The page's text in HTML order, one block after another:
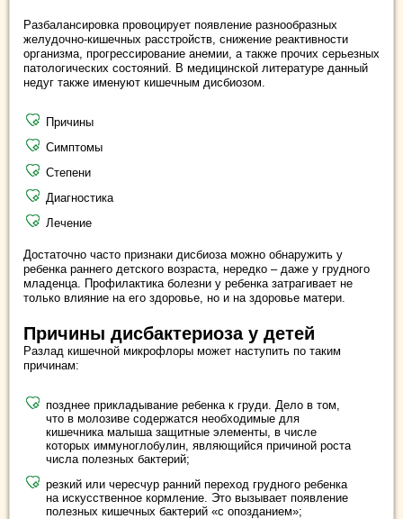
Разбалансировка провоцирует появление разнообразных
желудочно-кишечных расстройств, снижение реактивности
организма, прогрессирование анемии, а также прочих серьезных
патологических состояний. В медицинской литературе данный
недуг также именуют кишечным дисбиозом.
Причины
Симптомы
Степени
Диагностика
Лечение
Достаточно часто признаки дисбиоза можно обнаружить у
ребенка раннего детского возраста, нередко – даже у грудного
младенца. Профилактика болезни у ребенка затрагивает не
только влияние на его здоровье, но и на здоровье матери.
Причины дисбактериоза у детей
Разлад кишечной микрофлоры может наступить по таким
причинам:
позднее прикладывание ребенка к груди. Дело в том,
что в молозиве содержатся необходимые для
кишечника малыша защитные элементы, в числе
которых иммуноглобулин, являющийся причиной роста
числа полезных бактерий;
резкий или чересчур ранний переход грудного ребенка
на искусственное кормление. Это вызывает появление
полезных кишечных бактерий «с опозданием»;